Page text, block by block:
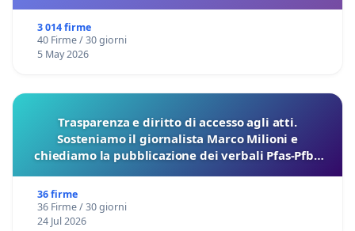
3 014 firme
40 Firme / 30 giorni
5 May 2026
Trasparenza e diritto di accesso agli atti.
Sosteniamo il giornalista Marco Milioni e
chiediamo la pubblicazione dei verbali Pfas-Pfba
36 firme
36 Firme / 30 giorni
24 Jul 2026